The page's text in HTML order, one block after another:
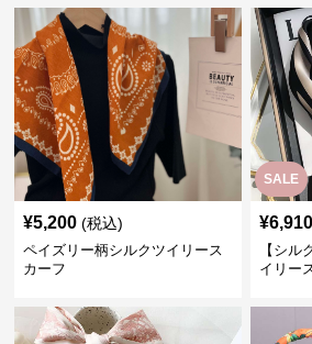
¥5,200 (税込)
ペイズリー柄シルクツイリース
カーフ
SALE
¥6,910
【シル
イリー